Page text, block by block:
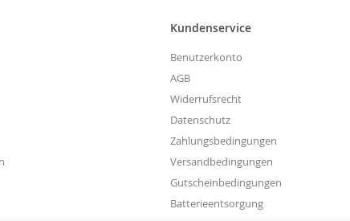
an:
Kundenservice
Benutzerkonto
AGB
Widerrufsrecht
Datenschutz
Zahlungsbedingungen
Versandbedingungen
Gutscheinbedingungen
Batterieentsorgung